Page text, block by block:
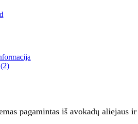
pagamintas iš avokadų